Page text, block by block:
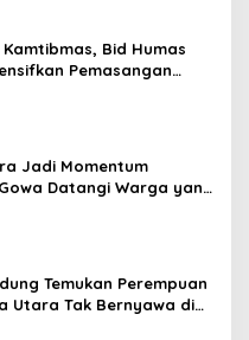
Bid Humas
Pemasangan
Stiker
Jadi Momentum
Datangi Warga yang
Temukan Perempuan
Utara Tak Bernyawa di